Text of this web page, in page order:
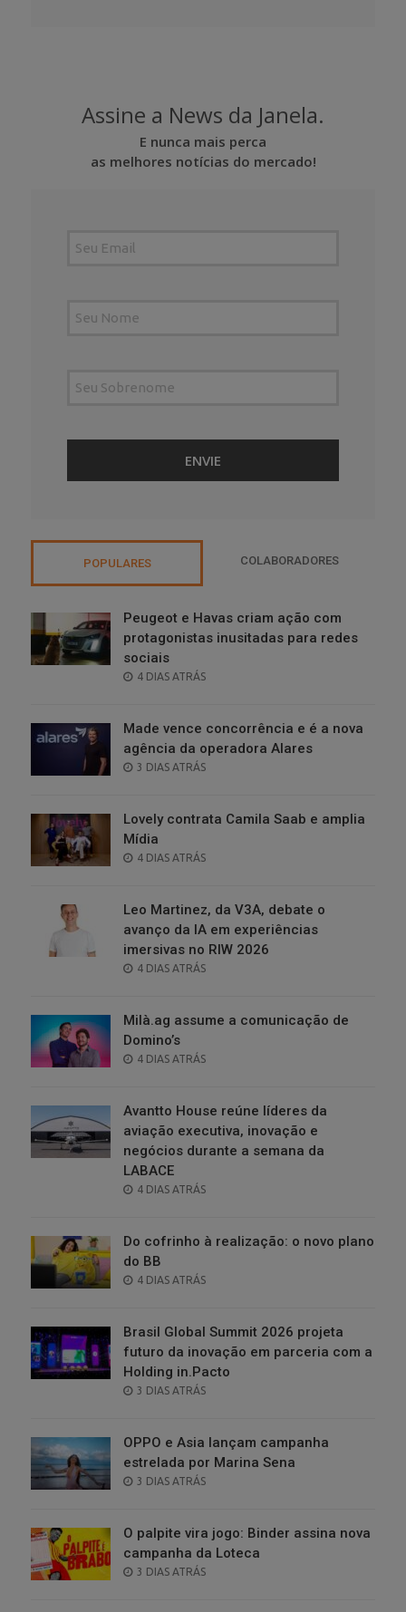
Assine a News da Janela.
E nunca mais perca
as melhores notícias do mercado!
POPULARES COLABORADORES
Peugeot e Havas criam ação com
protagonistas inusitadas para redes
sociais
POSTED
4 DIAS ATRÁS
Made vence concorrência e é a nova
agência da operadora Alares
POSTED
3 DIAS ATRÁS
Lovely contrata Camila Saab e amplia
Mídia
POSTED
4 DIAS ATRÁS
Leo Martinez, da V3A, debate o
avanço da IA em experiências
imersivas no RIW 2026
POSTED
4 DIAS ATRÁS
Milà.ag assume a comunicação de
Domino’s
POSTED
4 DIAS ATRÁS
Avantto House reúne líderes da
aviação executiva, inovação e
negócios durante a semana da
LABACE
POSTED
4 DIAS ATRÁS
Do cofrinho à realização: o novo plano
do BB
POSTED
4 DIAS ATRÁS
Brasil Global Summit 2026 projeta
futuro da inovação em parceria com a
Holding in.Pacto
POSTED
3 DIAS ATRÁS
OPPO e Asia lançam campanha
estrelada por Marina Sena
POSTED
3 DIAS ATRÁS
O palpite vira jogo: Binder assina nova
campanha da Loteca
POSTED
3 DIAS ATRÁS